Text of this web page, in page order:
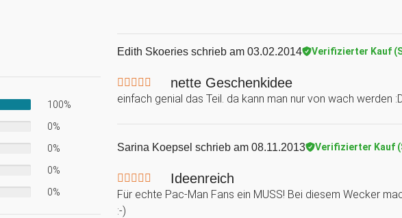
100%
0%
0%
0%
0%
Edith Skoeries schrieb am 03.02.2014 Verifizierter Kauf
nette Geschenkidee
einfach genial das Teil. da kann man nur von wach werden
Sarina Koepsel schrieb am 08.11.2013 Verifizierter Kauf
Ideenreich
Für echte Pac-Man Fans ein MUSS! Bei diesem Wecker
:-)